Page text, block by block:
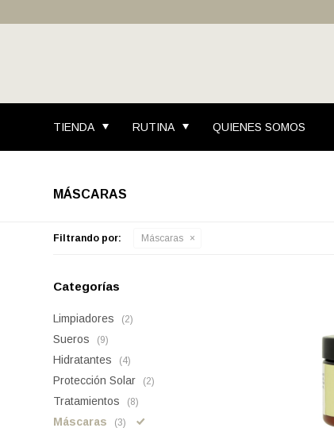
TIENDA RUTINA QUIENES SOMOS
MÁSCARAS
Filtrando por: Máscaras
Categorías
Limpiadores (2)
Sueros (9)
Hidratantes (4)
Protección Solar (2)
Tratamientos (8)
Máscaras (3)